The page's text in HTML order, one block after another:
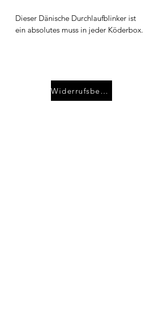
Dieser Dänische Durchlaufblinker ist
ein absolutes muss in jeder Köderbox.
Widerrufsbelehrung